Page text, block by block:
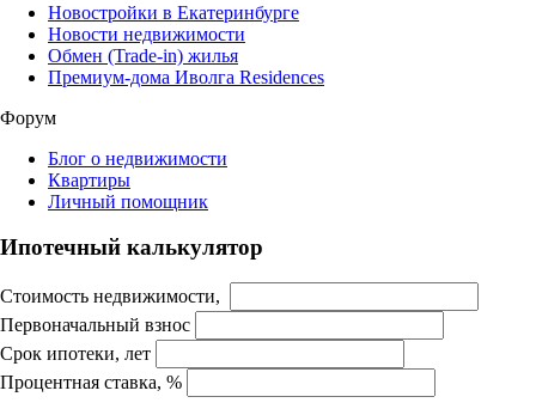
Новостройки в Екатеринбурге
Новости недвижимости
Обмен (Trade-in) жилья
Премиум-дома Иволга Residences
Форум
Блог о недвижимости
Квартиры
Личный помощник
Ипотечный калькулятор
Стоимость недвижимости,
Первоначальный взнос
Срок ипотеки, лет
Процентная ставка, %